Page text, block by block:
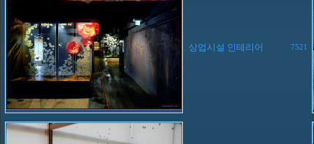
상업시설 인테리어 7521